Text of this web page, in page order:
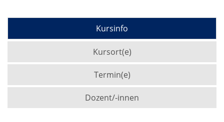
Kursinfo
Kursort(e)
Termin(e)
Dozent/-innen